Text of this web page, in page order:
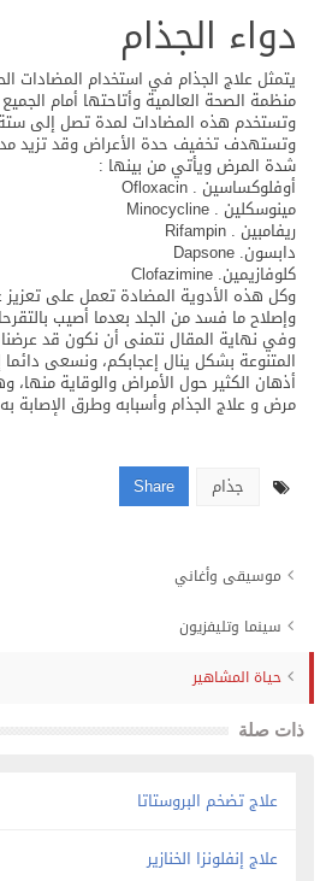
دواء الجذام
يتمثل علاج الجذام في استخدام المضادات
منظمة الصحة العالمية وأتاحتها أمام
وتستخدم هذه المضادات لمدة تصل إلى
وتستهدف تخفيف حدة الأعراض وقد تزيد
شدة المرض ويأتي من بينها :
أوفلوكساسين . Ofloxacin
مينوسكلين . Minocycline
ريفامبين . Rifampin
دابسون. Dapsone
كلوفازيمين. Clofazimine
وكل هذه الأدوية المضادة تعمل على تعزيز
وإصلاح ما فسد من الجلد بعدما أصيب
وفي نهاية المقال نتمنى أن نكون قد عرضنا
المتنوعة بشكل ينال إعجابكم، ونسعى
أذهان الكثير حول الأمراض والوقاية منها،
مرض و علاج الجذام وأسبابه وطرق الإصابة
جذام Share
موسيقى وأغاني
سينما وتليفزيون
حياة المشاهير
ذات صلة
علاج تضخم البروستاتا
علاج إنفلونزا الخنازير